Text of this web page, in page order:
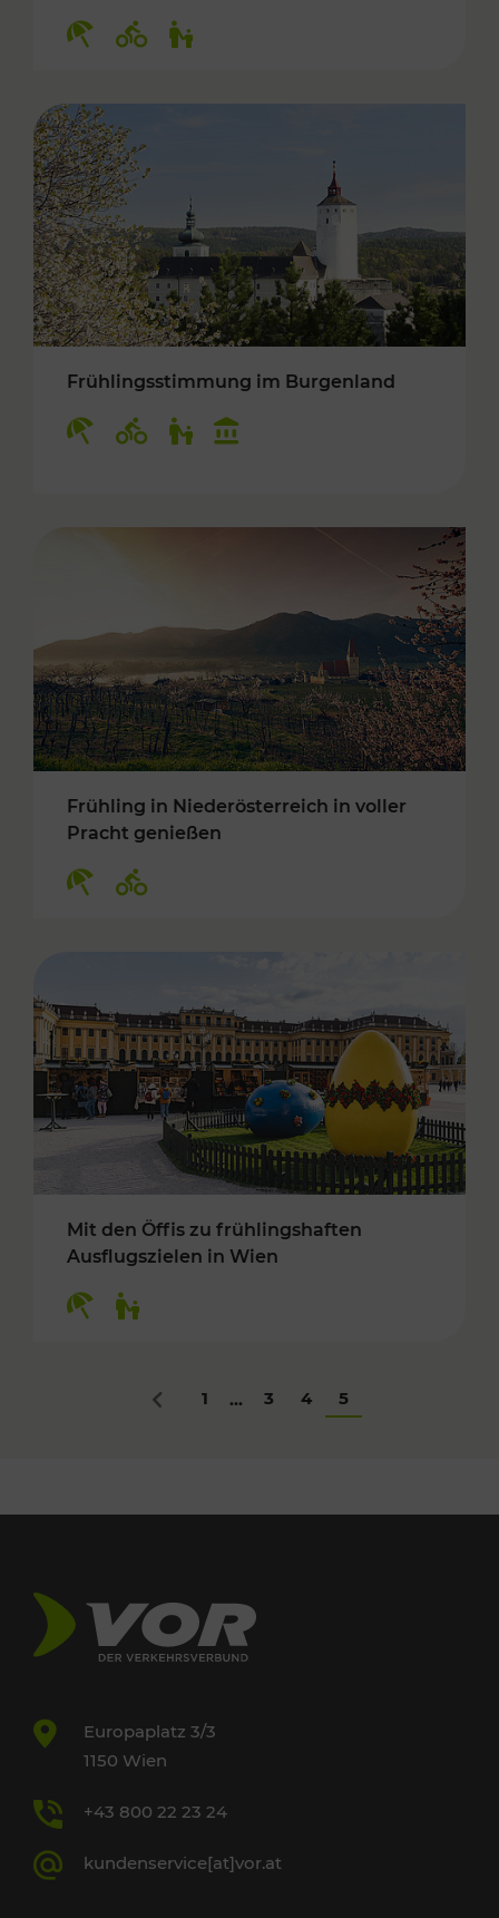
Frühlingsstimmung im Burgenland
Frühling in Niederösterreich in voller
Pracht genießen
Mit den Öffis zu frühlingshaften
Ausflugszielen in Wien
Zurück
1 ... 3 4 5
Europaplatz 3/3
1150 Wien
+43 800 22 23 24
kundenservice[at]vor.at